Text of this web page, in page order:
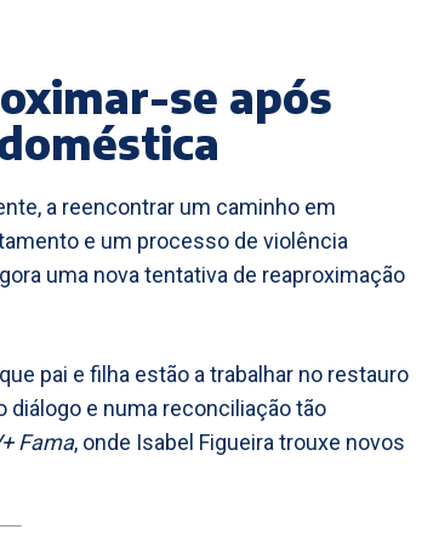
se após
a reencontrar um caminho em
e um processo de violência
uma nova tentativa de reaproximação
pai e filha estão a trabalhar no restauro
diálogo e numa reconciliação tão
Fama, onde Isabel Figueira trouxe novos